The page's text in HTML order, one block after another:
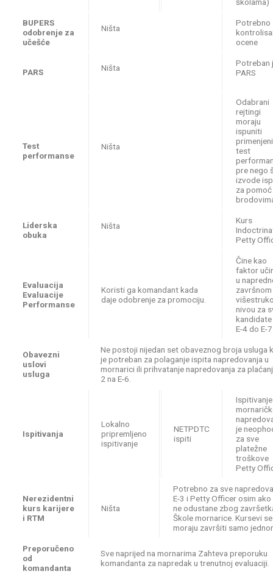
školama)
BUPERS
odobrenje za
učešće
Ništa
Potrebno
ocene
PARS Ništa
Potreban
PARS
Test
performanse
Ništa
Odabrani
rejtingi
moraju
ispuniti
primenjeni
test
pre nego
izvode
za pomoć
Liderska
obuka
Ništa
Kurs
Petty
Evaluacija
Evaluacije
Performanse
Koristi ga komandant kada
daje odobrenje za promociju.
Čine kao
faktor
u
završnom
nivou za
E-4 do E-
Obavezni
uslovi
usluga
Ne postoji nijedan set obaveznog broja usluga
je potreban za polaganje ispita napredovanja u
mornarici ili prihvatanje napredovanja za
2 na E-6.
Ispitivanja
Lokalno
pripremljeno
ispitivanje
NETPDTC
ispiti
Ispitivanje
je
za sve
platežne
troškove
Petty
Nerezidentni
kurs karijere
i RTM
Ništa
Potrebno za sve
E-3 i Petty Officer osim ako
ne odustane zbog
Škole mornarice. Kursevi se
moraju završiti samo
Preporučeno
od
komandanta
Sve naprijed na mornarima Zahteva preporuku
komandanta za napredak u trenutnoj evaluaciji.